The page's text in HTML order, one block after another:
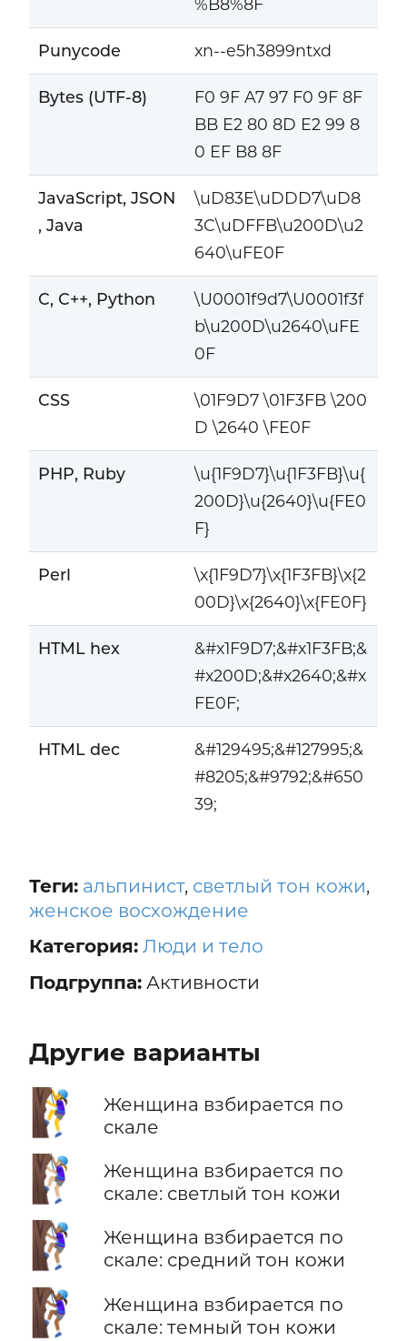
%B8%8F
Punycode xn--e5h3899ntxd
Bytes (UTF-8)
F0 9F A7 97 F0 9F 8F
BB E2 80 8D E2 99 8
0 EF B8 8F
JavaScript, JSON
, Java
\uD83E\uDDD7\uD8
3C\uDFFB\u200D\u2
640\uFE0F
C, C++, Python
\U0001f9d7\U0001f3f
b\u200D\u2640\uFE
0F
CSS
\01F9D7 \01F3FB \200
D \2640 \FE0F
PHP, Ruby
\u{1F9D7}\u{1F3FB}\u{
200D}\u{2640}\u{FE0
F}
Perl
\x{1F9D7}\x{1F3FB}\x{2
00D}\x{2640}\x{FE0F}
HTML hex
&#x1F9D7;&#x1F3FB;&
#x200D;&#x2640;&#x
FE0F;
HTML dec
&#129495;&#127995;&
#8205;&#9792;&#650
39;
Теги: альпинист, светлый тон кожи,
женское восхождение
Категория: Люди и тело
Подгруппа:Активности
Другие варианты
🧗‍♀️
Женщина взбирается по
скале
🧗🏼‍♀️
Женщина взбирается по
скале: светлый тон кожи
🧗🏽‍♀️
Женщина взбирается по
скале: средний тон кожи
🧗🏾‍♀️
Женщина взбирается по
скале: темный тон кожи